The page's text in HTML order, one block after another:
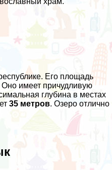
Его площадь
Оно имеет причудливую
глубина в местах
35 метров. Озеро отлично